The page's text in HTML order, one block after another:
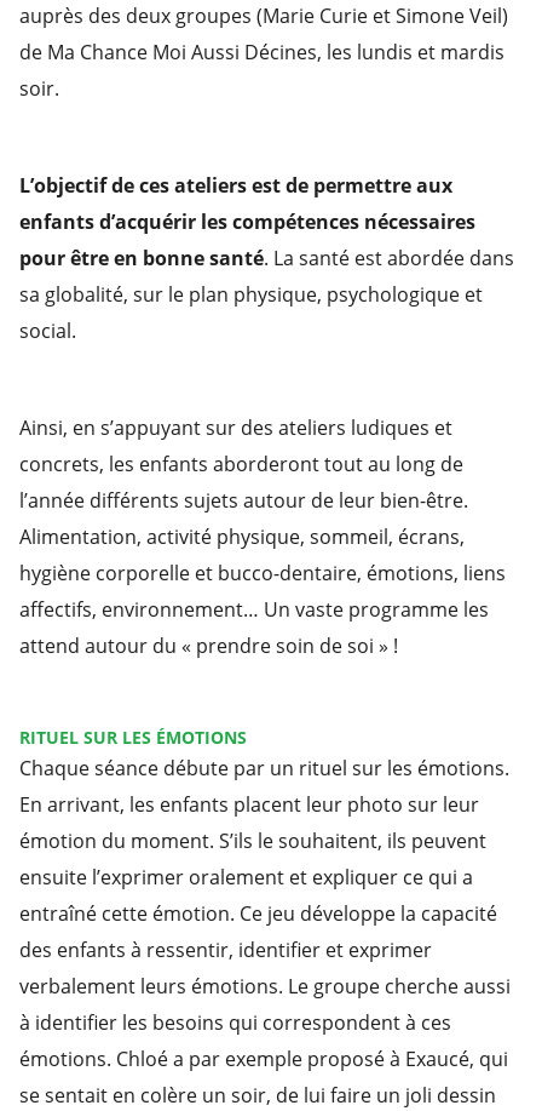
auprès des deux groupes (Marie Curie et Simone Veil)
de Ma Chance Moi Aussi Décines, les lundis et mardis
soir.
L’objectif de ces ateliers est de permettre aux
enfants d’acquérir les compétences nécessaires
pour être en bonne santé. La santé est abordée dans
sa globalité, sur le plan physique, psychologique et
social.
Ainsi, en s’appuyant sur des ateliers ludiques et
concrets, les enfants aborderont tout au long de
l’année différents sujets autour de leur bien-être.
Alimentation, activité physique, sommeil, écrans,
hygiène corporelle et bucco-dentaire, émotions, liens
affectifs, environnement… Un vaste programme les
attend autour du « prendre soin de soi » !
RITUEL SUR LES ÉMOTIONS
Chaque séance débute par un rituel sur les émotions.
En arrivant, les enfants placent leur photo sur leur
émotion du moment. S’ils le souhaitent, ils peuvent
ensuite l’exprimer oralement et expliquer ce qui a
entraîné cette émotion. Ce jeu développe la capacité
des enfants à ressentir, identifier et exprimer
verbalement leurs émotions. Le groupe cherche aussi
à identifier les besoins qui correspondent à ces
émotions. Chloé a par exemple proposé à Exaucé, qui
se sentait en colère un soir, de lui faire un joli dessin